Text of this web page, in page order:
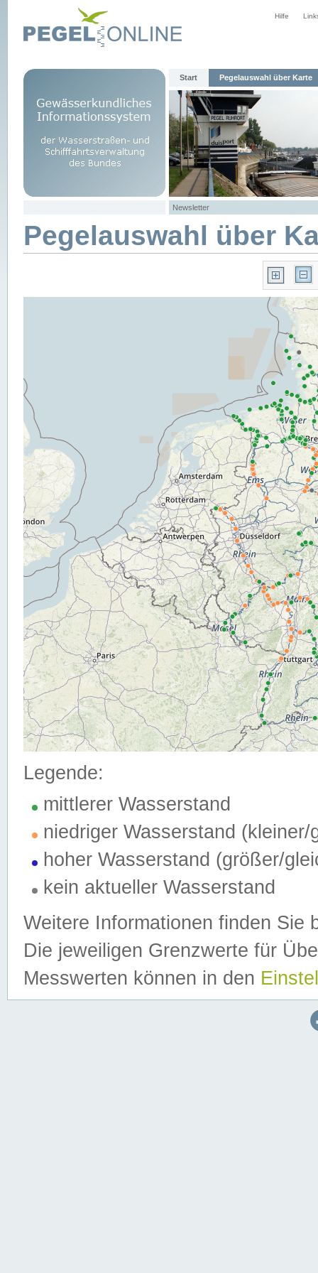
Hilfe
Start Pegelauswahl über Karte
Newsletter
Pegelauswahl über
Legende:
mittlerer Wasserstand
niedriger Wasserstand (kleiner/
hoher Wasserstand (größer/
kein aktueller Wasserstand
Weitere Informationen finden Sie
Die jeweiligen Grenzwerte für
Messwerten können in den